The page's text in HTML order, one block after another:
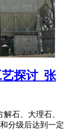
探讨_张
石、大理石、
分级后达到一定